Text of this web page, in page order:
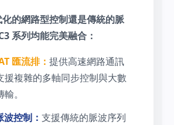
的網路型控制還是傳統的脈
系列均能完美融合：
匯流排： 提供高速網路通訊
援複雜的多軸同步控制與大數
。
控制： 支援傳統的脈波序列